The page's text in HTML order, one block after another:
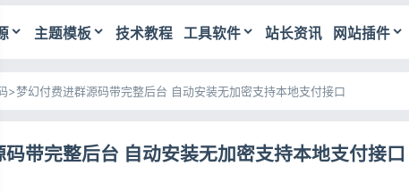
主题模板 技术教程 工具软件 站长资讯 网站插件
>梦幻付费进群源码带完整后台 自动安装无加密支持本地支付接口
带完整后台 自动安装无加密支持本地支付接口